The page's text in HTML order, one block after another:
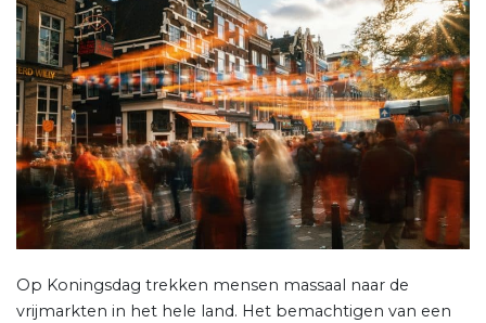
Op Koningsdag trekken mensen massaal naar de
vrijmarkten in het hele land. Het bemachtigen van een